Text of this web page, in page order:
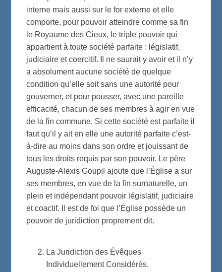
interne mais aussi sur le for externe et elle
comporte, pour pouvoir atteindre comme sa fin
le Royaume des Cieux, le triple pouvoir qui
appartient à toute société parfaite : législatif,
judiciaire et coercitif. Il ne saurait y avoir et il n’y
a absolument aucune société de quelque
condition qu’elle soit sans une autorité pour
gouverner, et pour pousser, avec une pareille
efficacité, chacun de ses membres à agir en vue
de la fin commune. Si cette société est parfaite il
faut qu’il y ait en elle une autorité parfaite c’est-
à-dire au moins dans son ordre et jouissant de
tous les droits requis par son pouvoir. Le père
Auguste-Alexis Goupil ajoute que l’Église a sur
ses membres, en vue de la fin surnaturelle, un
plein et indépendant pouvoir législatif, judiciaire
et coactif. Il est de foi que l’Église possède un
pouvoir de juridiction proprement dit.
La Juridiction des Évêques
Individuellement Considérés.